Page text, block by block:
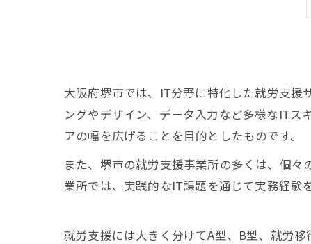
大阪府堺市では、IT分野に特化した就労支援
ングやデザイン、データ入力など多様なITス
アの幅を広げることを目的としたものです。
また、堺市の就労支援事業所の多くは、個
業所では、実践的なIT課題を通じて実務経験
就労支援には大きく分けてA型、B型、就労